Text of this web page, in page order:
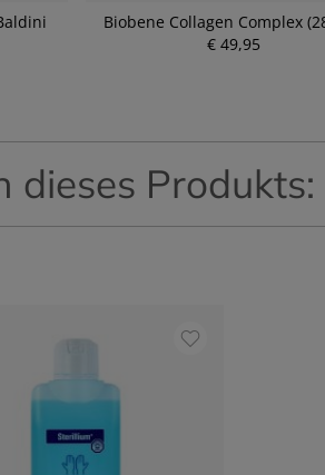
Biobene Collagen Complex
€ 49,95
dieses Produkts: